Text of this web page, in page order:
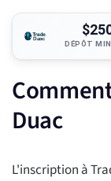
DÉPÔT
Duac
L'inscription à